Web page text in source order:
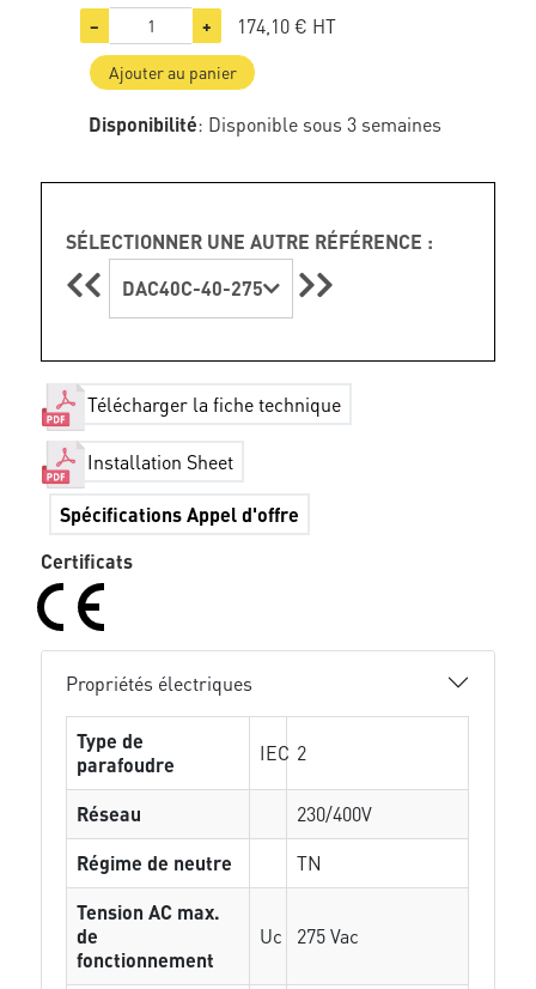
− + 174,10 € HT
Ajouter au panier
Disponibilité: Disponible sous 3 semaines
SÉLECTIONNER UNE AUTRE RÉFÉRENCE :
DAC40C-40-275
Télécharger la fiche technique
Installation Sheet
Spécifications Appel d'offre
Certificats
Propriétés électriques
Type de
parafoudre
IEC 2
Réseau
230/400V
Régime de neutre
TN
Tension AC max.
de
fonctionnement
Uc 275 Vac